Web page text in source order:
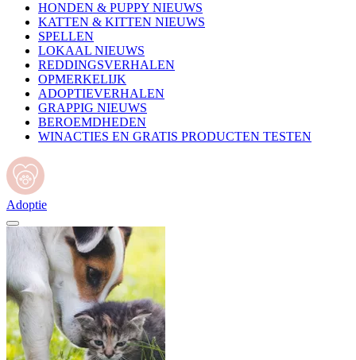
HONDEN & PUPPY NIEUWS
KATTEN & KITTEN NIEUWS
SPELLEN
LOKAAL NIEUWS
REDDINGSVERHALEN
OPMERKELIJK
ADOPTIEVERHALEN
GRAPPIG NIEUWS
BEROEMDHEDEN
WINACTIES EN GRATIS PRODUCTEN TESTEN
Adoptie